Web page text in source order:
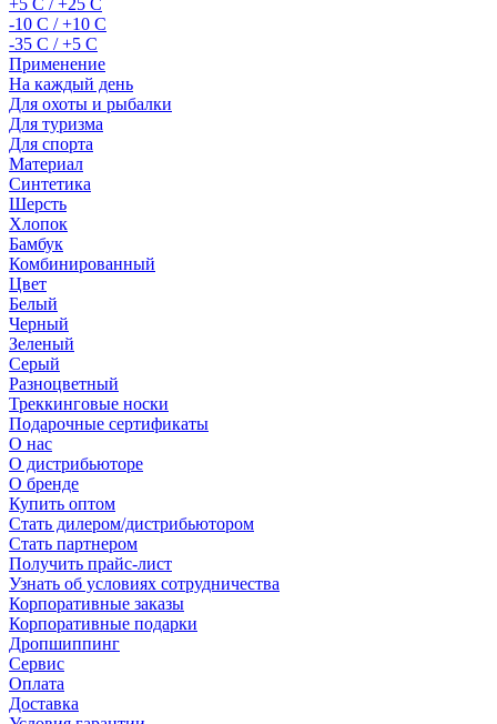
+5 С / +25 С
-10 С / +10 С
-35 С / +5 С
Применение
На каждый день
Для охоты и рыбалки
Для туризма
Для спорта
Материал
Синтетика
Шерсть
Хлопок
Бамбук
Комбинированный
Цвет
Белый
Черный
Зеленый
Серый
Разноцветный
Треккинговые носки
Подарочные сертификаты
О нас
О дистрибьюторе
О бренде
Купить оптом
Стать дилером/дистрибьютором
Стать партнером
Получить прайс-лист
Узнать об условиях сотрудничества
Корпоративные заказы
Корпоративные подарки
Дропшиппинг
Сервис
Оплата
Доставка